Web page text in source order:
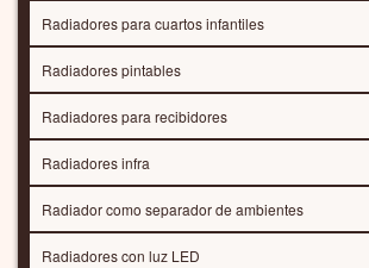
Radiadores para cuartos infantiles
Radiadores pintables
Radiadores para recibidores
Radiadores infra
Radiador como separador de ambientes
Radiadores con luz LED